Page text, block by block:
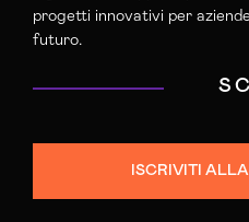
progetti innovativi per
futuro.
ISCRIVITI